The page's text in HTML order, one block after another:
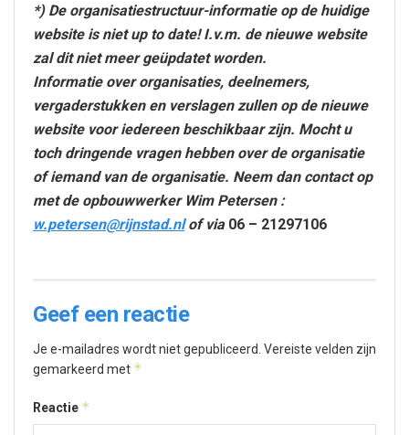
*) De organisatiestructuur-informatie op de huidige
website is niet up to date! I.v.m. de nieuwe website
zal dit niet meer geüpdatet worden.
Informatie over organisaties, deelnemers,
vergaderstukken en verslagen zullen op de nieuwe
website voor iedereen beschikbaar zijn. Mocht u
toch dringende vragen hebben over de organisatie
of iemand van de organisatie. Neem dan contact op
met de opbouwwerker Wim Petersen :
w.petersen@rijnstad.nlof via 06 – 21297106
Geef een reactie
Je e-mailadres wordt niet gepubliceerd. Vereiste velden zijn
gemarkeerd met *
Reactie *